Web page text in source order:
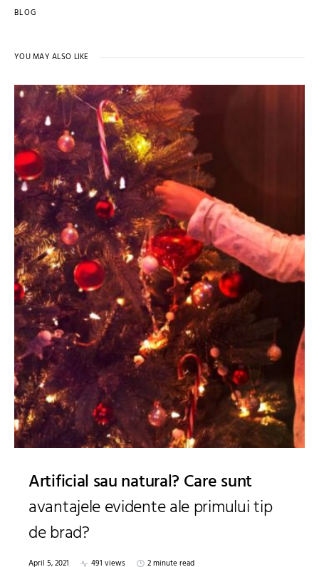
BLOG
YOU MAY ALSO LIKE
Artificial sau natural? Care sunt
avantajele evidente ale primului tip
de brad?
April 5, 2021 491 views
2 minute read